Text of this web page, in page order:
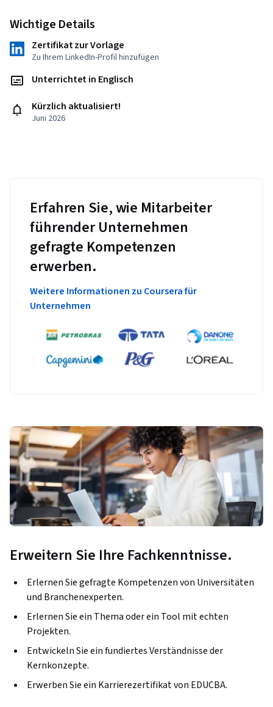
Wichtige Details
Zertifikat zur Vorlage
Zu Ihrem LinkedIn-Profil hinzufügen
Unterrichtet in Englisch
Kürzlich aktualisiert!
Juni 2026
Erfahren Sie, wie Mitarbeiter
führender Unternehmen
gefragte Kompetenzen
erwerben.
Weitere Informationen zu Coursera für
Unternehmen
Erweitern Sie Ihre Fachkenntnisse.
Erlernen Sie gefragte Kompetenzen von Universitäten
und Branchenexperten.
Erlernen Sie ein Thema oder ein Tool mit echten
Projekten.
Entwickeln Sie ein fundiertes Verständnisse der
Kernkonzepte.
Erwerben Sie ein Karrierezertifikat von EDUCBA.